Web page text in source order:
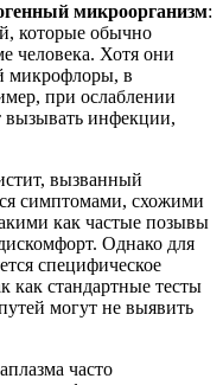
микроорганизм:
которые обычно
человека. Хотя они
микрофлоры, в
при ослаблении
инфекции,
вызванный
симптомами, схожими
как частые позывы
Однако для
специфическое
как стандартные тесты
могут не выявить
часто